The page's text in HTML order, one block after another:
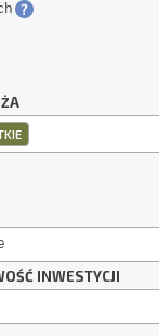
INWESTYCJI